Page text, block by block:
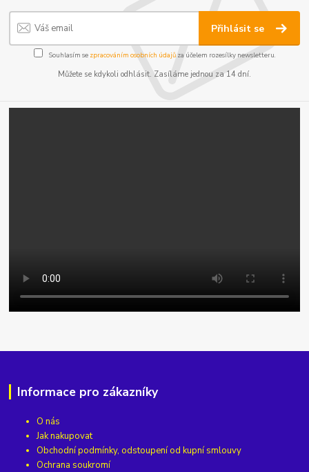
Přihlásit se
Souhlasím se zpracováním osobních údajůza účelem rozesílky newsletteru.
Můžete se kdykoli odhlásit. Zasíláme jednou za 14 dní.
Informace pro zákazníky
O nás
Jak nakupovat
Obchodní podmínky, odstoupení od kupní smlouvy
Ochrana soukromí